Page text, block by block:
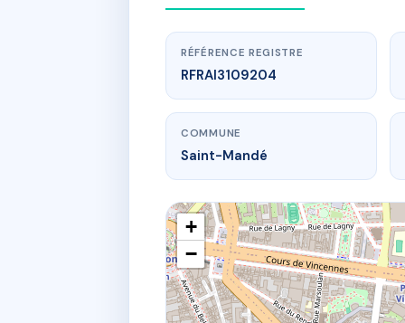
4 rue de
4 r de
RÉFÉRENCE REGISTRE
RFRAI3109204
COMMUNE
Saint-Mandé
+
−